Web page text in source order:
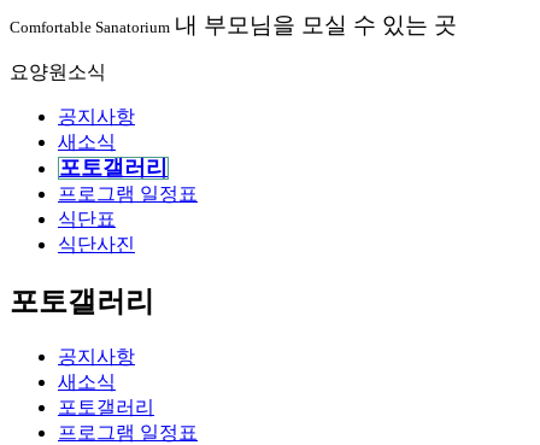
Comfortable Sanatorium 내 부모 님을 모실 수 있는 곳
요양원소식
공지사항
새소식
포토갤러리
프로그램 일정표
식단표
식단사진
포토갤러리
공지사항
새소식
포토갤러리
프로그램 일정표